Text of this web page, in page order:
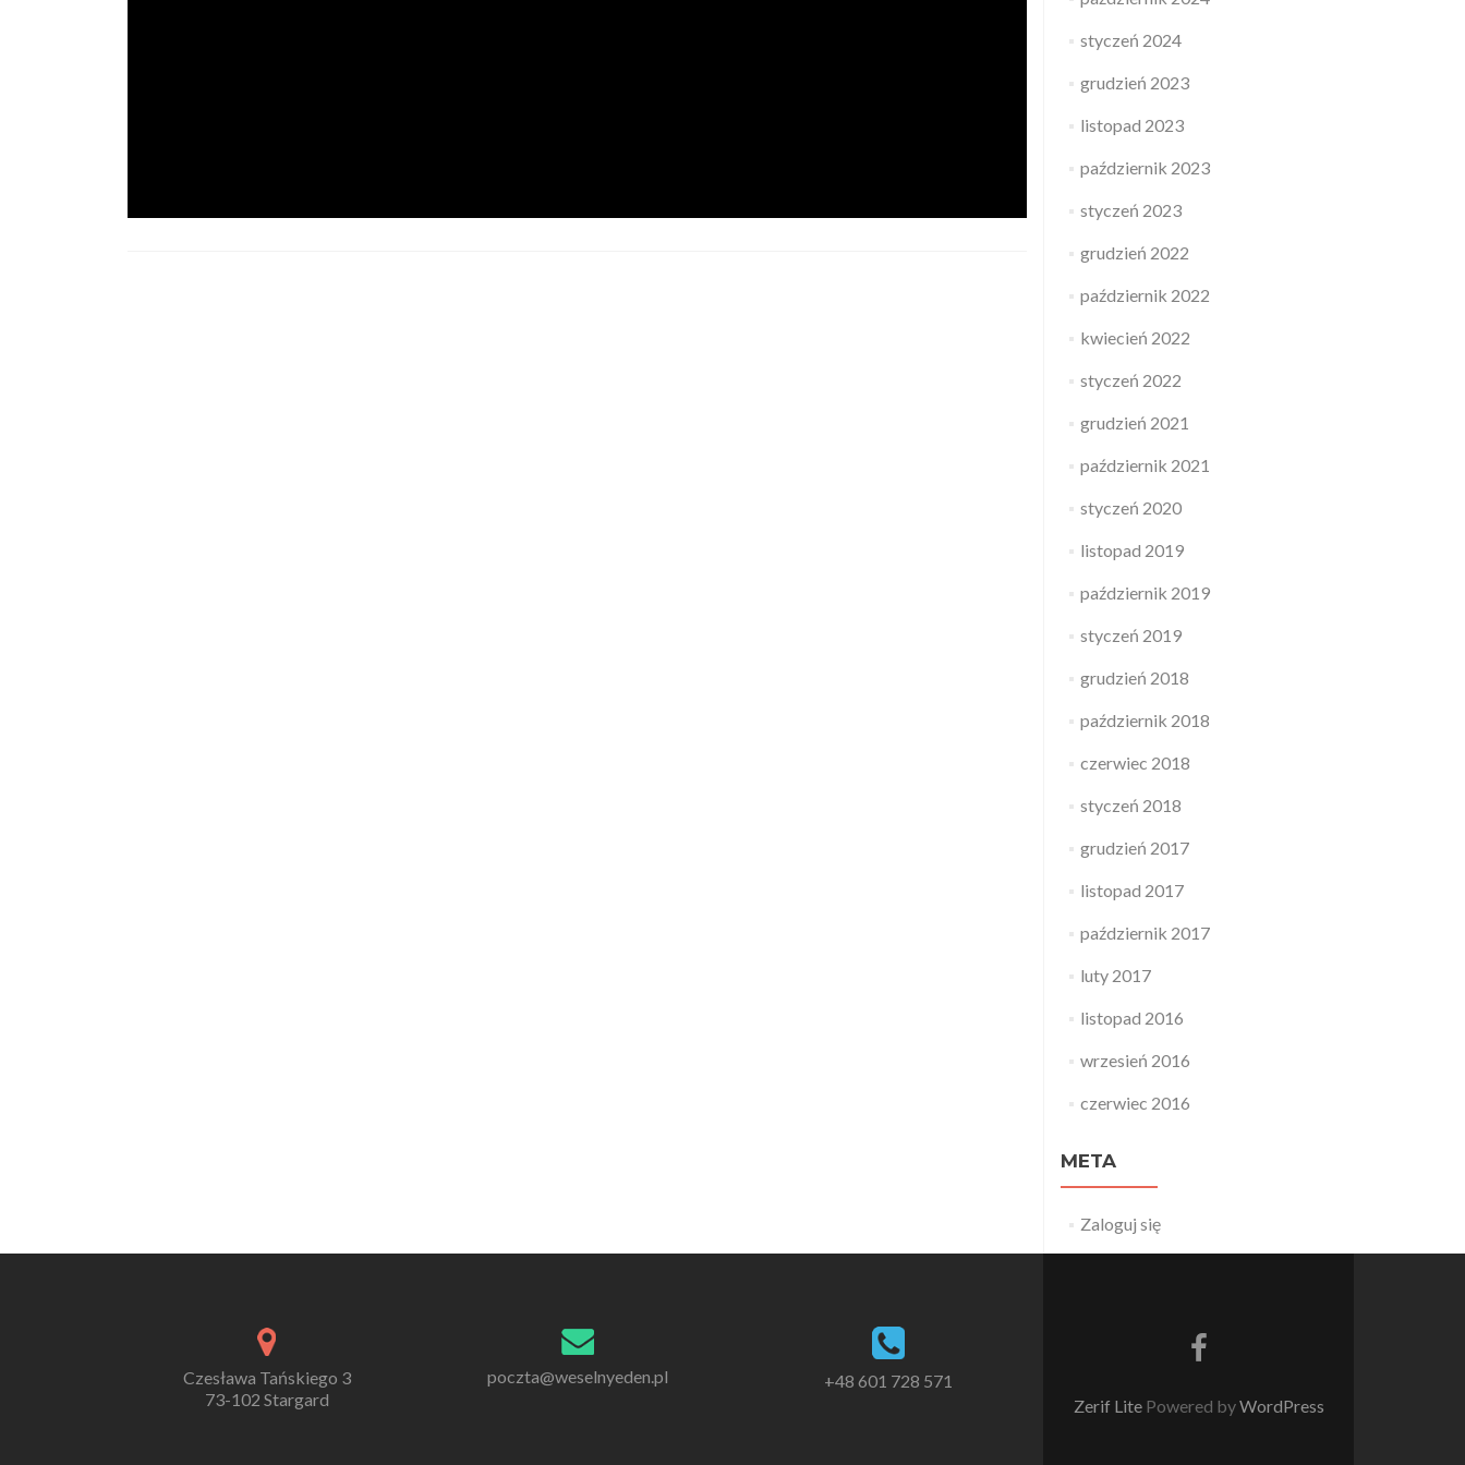
styczeń 2024
grudzień 2023
listopad 2023
październik 2023
styczeń 2023
grudzień 2022
październik 2022
kwiecień 2022
styczeń 2022
grudzień 2021
październik 2021
styczeń 2020
listopad 2019
październik 2019
styczeń 2019
grudzień 2018
październik 2018
czerwiec 2018
styczeń 2018
grudzień 2017
listopad 2017
październik 2017
luty 2017
listopad 2016
wrzesień 2016
czerwiec 2016
META
Zaloguj się
Czesława Tańskiego 3
73-102 Stargard
poczta@weselnyeden.pl +48 601 728 571
Go
to
Zerif Lite Powered byWordPress